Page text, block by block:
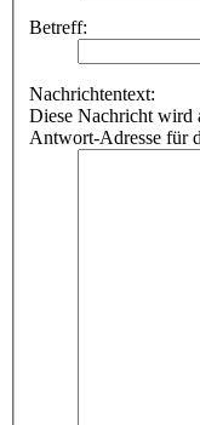
Betreff:
Nachrichtentext:
Diese Nachricht wird
Antwort-Adresse für